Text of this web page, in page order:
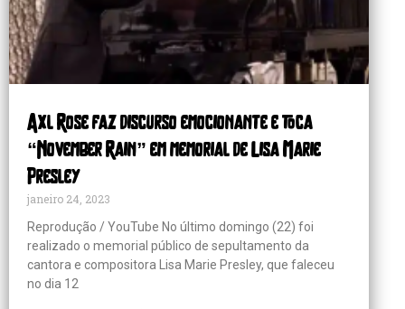
Axl Rose faz discurso emocionante e toca
“November Rain” em memorial de Lisa Marie
Presley
janeiro 24, 2023
Reprodução / YouTube No último domingo (22) foi
realizado o memorial público de sepultamento da
cantora e compositora Lisa Marie Presley, que faleceu
no dia 12